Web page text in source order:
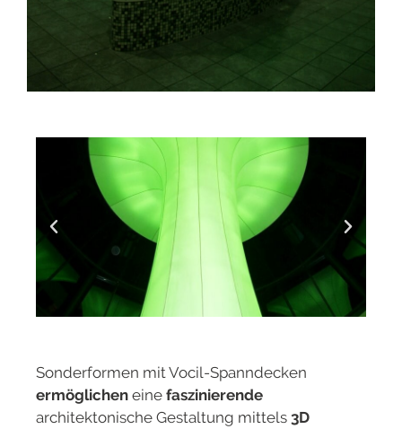
Sonderformen mit Vocil-Spanndecken
ermöglichen eine faszinierende
architektonische Gestaltung mittels 3D